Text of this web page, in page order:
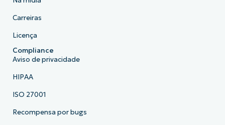
Carreiras
Licença
Compliance
Aviso de privacidade
HIPAA
ISO 27001
Recompensa por bugs